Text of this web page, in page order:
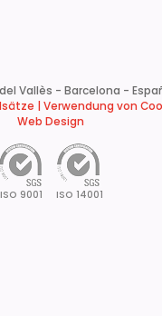
del Vallès - Barcelona -
| Verwendung von
Web Design
ISO 9001 ISO 14001